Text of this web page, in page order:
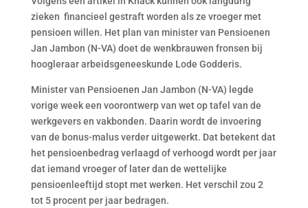
zieken financieel gestraft worden als ze vroeger met
pensioen willen. Het plan van minister van Pensioenen
Jan Jambon (N-VA) doet de wenkbrauwen fronsen bij
hoogleraar arbeidsgeneeskunde Lode Godderis.
Minister van Pensioenen Jan Jambon (N-VA) legde
vorige week een voorontwerp van wet op tafel van de
werkgevers en vakbonden. Daarin wordt de invoering
van de bonus-malus verder uitgewerkt. Dat betekent dat
het pensioenbedrag verlaagd of verhoogd wordt per jaar
dat iemand vroeger of later dan de wettelijke
pensioenleeftijd stopt met werken. Het verschil zou 2
tot 5 procent per jaar bedragen.